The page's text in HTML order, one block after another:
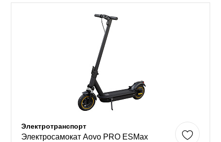
Электротранспорт
Электросамокат Aovo PRO ESMax